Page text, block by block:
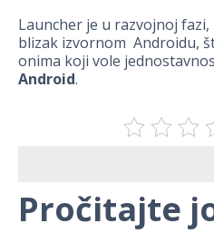
Launcher je u razvojnoj
blizak izvornom Androidu,
onima koji vole
Android.
Pročitajte